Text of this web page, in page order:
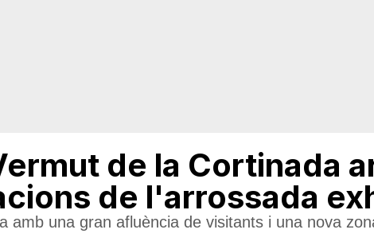
de la Cortinada
de l'arrossada
amb una gran afluència de visitants i una nova